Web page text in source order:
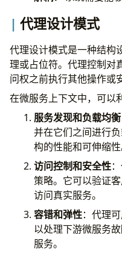
代理设计模式
代理设计模式是一种结构
理或占位符。代理控制对
问权之前执行其他操作或
在微服务上下文中，可以
服务发现和负载均衡
并在它们之间进行
构的性能和可伸缩性
访问控制和安全性
策略。它可以验证
访问真实服务。
容错和弹性：代理
以处理下游微服务
服务。